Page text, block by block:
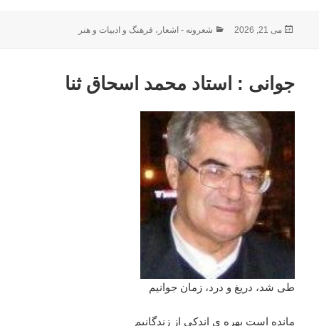
ارسال
می 21, 2026 دسته‌ها
شعرونه - اشعار ، فرهنگ و ادبیات و هنر
جوانی : استاد محمد اسحاق ثنا
طی شد، دریغ و درد، زمان جوانیم
مانده است بهره ی اندکی از زندگانیم